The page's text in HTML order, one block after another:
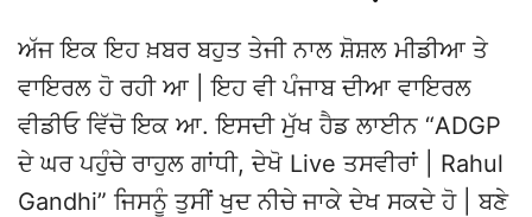
ਅੱਜ ਇਕ ਇਹ ਖ਼ਬਰ ਬਹੁਤ ਤੇਜੀ ਨਾਲ ਸ਼ੋਸ਼ਲ ਮੀਡੀਆ ਤੇ
ਵਾਇਰਲ ਹੋ ਰਹੀ ਆ | ਇਹ ਵੀ ਪੰਜਾਬ ਦੀਆ ਵਾਇਰਲ
ਵੀਡੀਓ ਵਿੱਚੋ ਇਕ ਆ. ਇਸਦੀ ਮੁੱਖ ਹੈਡ ਲਾਈਨ “ADGP
ਦੇ ਘਰ ਪਹੁੰਚੇ ਰਾਹੁਲ ਗਾਂਧੀ, ਦੇਖੋ Live ਤਸਵੀਰਾਂ | Rahul
Gandhi” ਜਿਸਨੂੰ ਤੁਸੀਂ ਖੁਦ ਨੀਚੇ ਜਾਕੇ ਦੇਖ ਸਕਦੇ ਹੋ | ਬਣੇ